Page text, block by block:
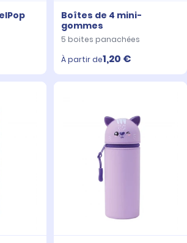
Boîtes de 4 mini-
gommes
5 boites panachées
À partir de1,20 €